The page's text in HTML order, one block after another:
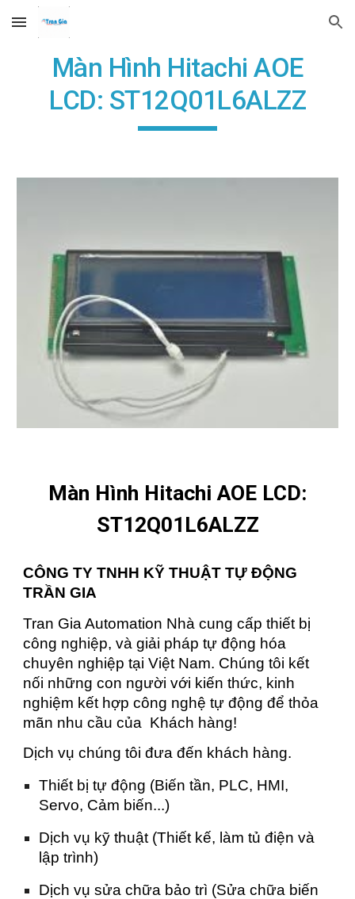
Skip to main content Skip to navigation
Màn Hình Hitachi AOE
LCD: ST12Q01L6ALZZ
Màn Hình Hitachi AOE LCD:
ST12Q01L6ALZZ
CÔNG TY TNHH KỸ THUẬT TỰ ĐỘNG
TRẦN GIA
Tran Gia Automation Nhà cung cấp thiết bị
công nghiệp, và giải pháp tự động hóa
chuyên nghiệp tại Việt Nam. Chúng tôi kết
nối những con người với kiến thức, kinh
nghiệm kết hợp công nghệ tự động để thỏa
mãn nhu cầu của Khách hàng!
Dịch vụ chúng tôi đưa đến khách hàng.
Thiết bị tự động (Biến tần, PLC, HMI,
Servo, Cảm biến...)
Dịch vụ kỹ thuật (Thiết kế, làm tủ điện và
lập trình)
Dịch vụ sửa chữa bảo trì (Sửa chữa biến